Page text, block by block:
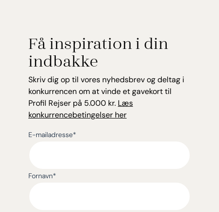
Få inspiration i din
indbakke
Skriv dig op til vores nyhedsbrev og deltag i
konkurrencen om at vinde et gavekort til
Profil Rejser på 5.000 kr. Læs
konkurrencebetingelser her
E-mailadresse*
Fornavn*